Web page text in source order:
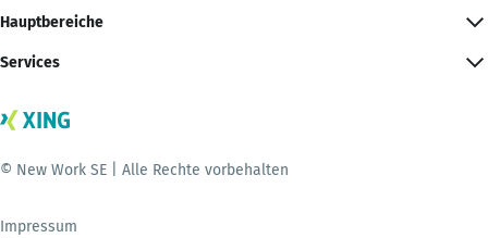
Hauptbereiche
Services
© New Work SE | Alle Rechte vorbehalten
Impressum